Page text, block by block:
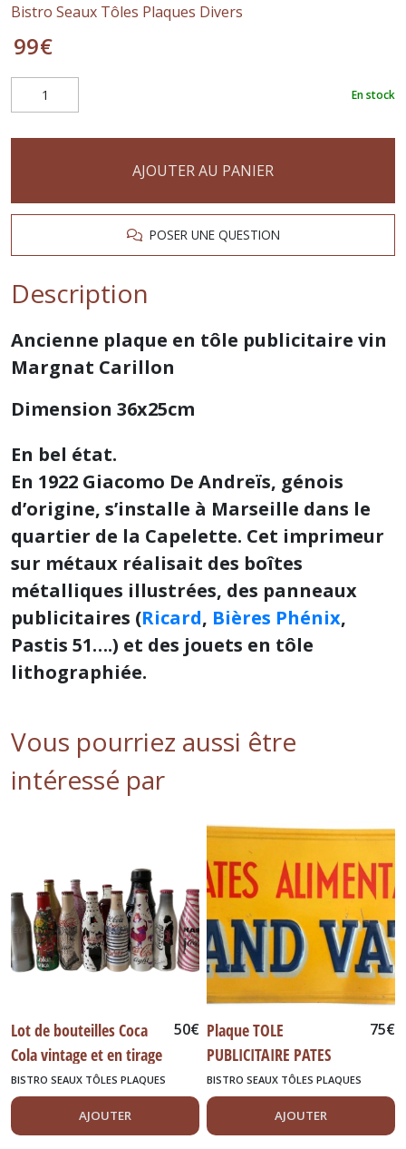
Bistro Seaux Tôles Plaques Divers
99€
En stock
AJOUTER AU PANIER
POSER UNE QUESTION
Description
Ancienne plaque en tôle publicitaire vin
Margnat Carillon
Dimension 36x25cm
En bel état.
En 1922 Giacomo De Andreïs, génois
d’origine, s’installe à Marseille dans le
quartier de la Capelette. Cet imprimeur
sur métaux réalisait des boîtes
métalliques illustrées, des panneaux
publicitaires (Ricard, Bières Phénix,
Pastis 51….) et des jouets en tôle
lithographiée.
Vous pourriez aussi être
intéressé par
Lot de bouteilles Coca
Cola vintage et en tirage
limité
50€
BISTRO SEAUX TÔLES PLAQUES
DIVERS
AJOUTER
Plaque TOLE
PUBLICITAIRE PATES
GRAND
75€
BISTRO SEAUX TÔLES PLAQUES
DIVERS
AJOUTER